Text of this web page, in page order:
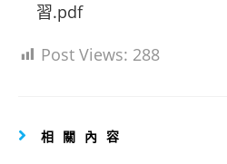
習.pdf
Post Views: 288
相關內容